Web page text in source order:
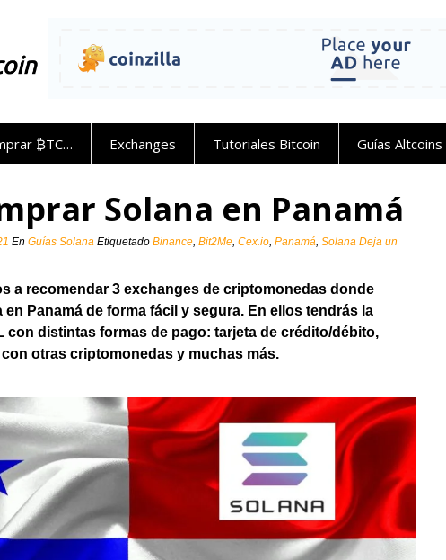
₿TC… Exchanges Tutoriales Bitcoin Guías Altcoins
Solana en Panamá
En Guías Solana Etiquetado Binance, Bit2Me, Cex.io, Panamá, Solana Deja un
a recomendar 3 exchanges de criptomonedas donde
Panamá de forma fácil y segura. En ellos tendrás la
con distintas formas de pago: tarjeta de crédito/débito,
otras criptomonedas y muchas más.